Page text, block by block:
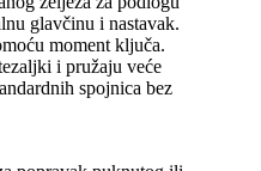
glavčinu i nastavak.
moment ključa.
i pružaju veće
spojnica bez